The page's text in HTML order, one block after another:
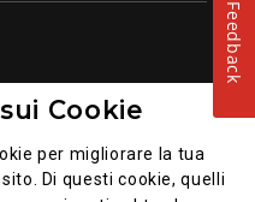
Cookie
per migliorare la tua
Di questi cookie, quelli
Feedback